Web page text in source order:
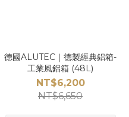
德國ALUTEC｜德製經典鋁箱-
工業風鋁箱 (48L)
NT$6,200
NT$6,650